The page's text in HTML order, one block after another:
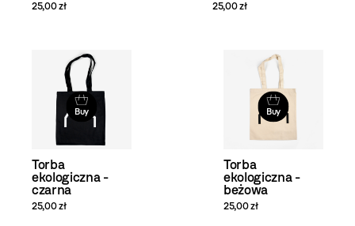
25,00 zł 25,00 zł
Buy
Torba
ekologiczna -
czarna
25,00 zł
Buy
Torba
ekologiczna -
beżowa
25,00 zł